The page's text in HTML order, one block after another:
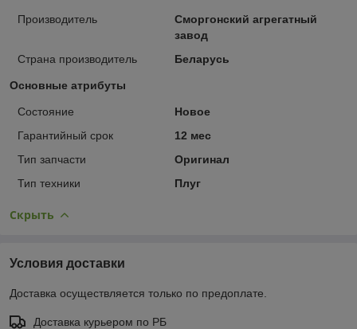
Производитель
Сморгонский агрегатный
завод
Страна производитель
Беларусь
Основные атрибуты
Состояние
Новое
Гарантийный срок
12 мес
Тип запчасти
Оригинал
Тип техники
Плуг
Скрыть
Условия доставки
Доставка осуществляется только по предоплате.
Доставка курьером по РБ